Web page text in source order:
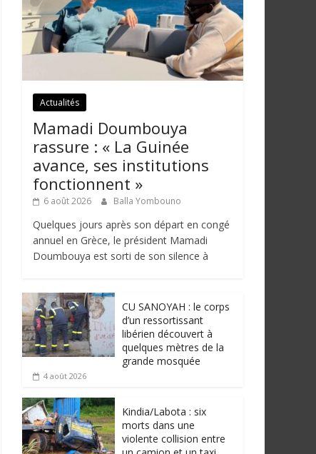
Actualités
Mamadi Doumbouya
rassure : « La Guinée
avance, ses institutions
fonctionnent »
6 août 2026 Balla Yombouno
Quelques jours après son départ en congé
annuel en Grèce, le président Mamadi
Doumbouya est sorti de son silence à
CU SANOYAH : le corps
d’un ressortissant
libérien découvert à
quelques mètres de la
grande mosquée
4 août 2026
Kindia/Labota : six
morts dans une
violente collision entre